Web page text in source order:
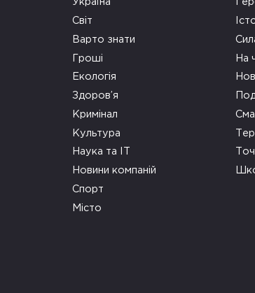
Україна
Світ
Варто знати
Гроші
Екологія
Здоров’я
Кримінал
Культура
Наука та ІТ
Новини компаній
Спорт
Місто
На